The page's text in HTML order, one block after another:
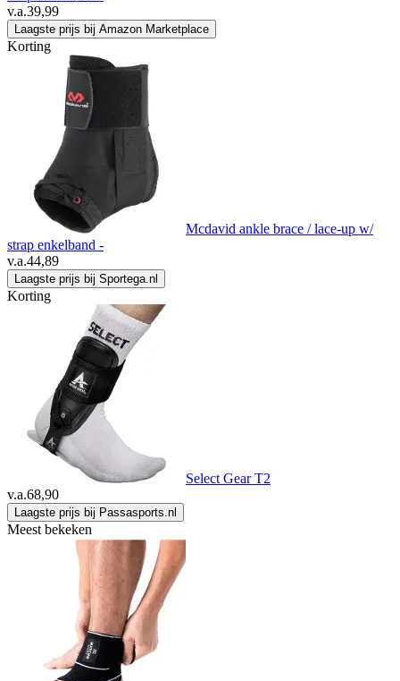
v.a.39,99
Laagste prijs bij Amazon Marketplace
Korting
Mcdavid ankle brace / lace-up w/
strap enkelband -
v.a.44,89
Laagste prijs bij Sportega.nl
Korting
Select Gear T2
v.a.68,90
Laagste prijs bij Passasports.nl
Meest bekeken